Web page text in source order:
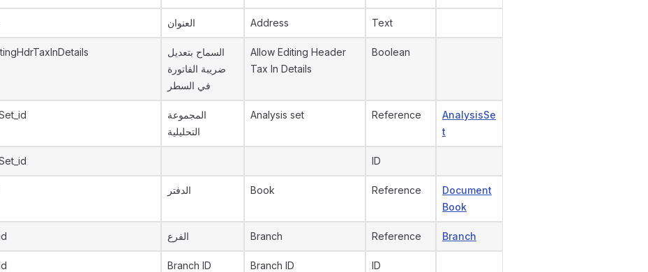
العنوان Address Text
السماح بتعديل
ضريبة الفاتورة
في السطر
Allow Editing Header
Tax In Details
Boolean
المجموعة
التحليلية
Analysis set Reference
AnalysisSe
t
ID
الدفتر Book Reference
Document
Book
الفرع Branch Reference Branch
Branch ID Branch ID ID